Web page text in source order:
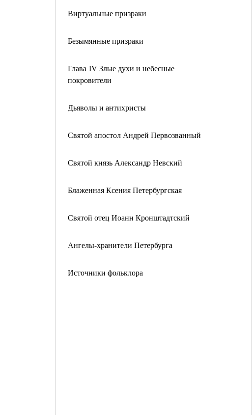
Виртуальные призраки
Безымянные призраки
Глава IV Злые духи и небесные
покровители
Дьяволы и антихристы
Святой апостол Андрей Первозванный
Святой князь Александр Невский
Блаженная Ксения Петербургская
Святой отец Иоанн Кронштадтский
Ангелы-хранители Петербурга
Источники фольклора